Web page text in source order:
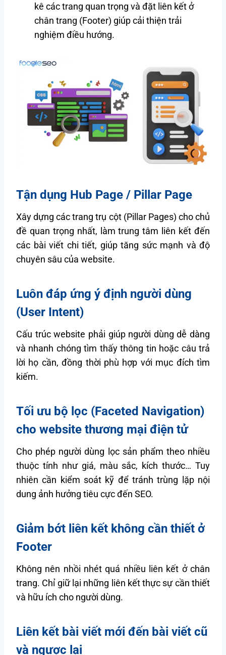
kê các trang quan trọng và đặt liên kết ở
chân trang (Footer) giúp cải thiện trải
nghiệm điều hướng.
Tận dụng Hub Page / Pillar Page
Xây dựng các trang trụ cột (Pillar Pages) cho chủ
đề quan trọng nhất, làm trung tâm liên kết đến
các bài viết chi tiết, giúp tăng sức mạnh và độ
chuyên sâu của website.
Luôn đáp ứng ý định người dùng
(User Intent)
Cấu trúc website phải giúp người dùng dễ dàng
và nhanh chóng tìm thấy thông tin hoặc câu trả
lời họ cần, đồng thời phù hợp với mục đích tìm
kiếm.
Tối ưu bộ lọc (Faceted Navigation)
cho website thương mại điện tử
Cho phép người dùng lọc sản phẩm theo nhiều
thuộc tính như giá, màu sắc, kích thước… Tuy
nhiên cần kiểm soát kỹ để tránh trùng lặp nội
dung ảnh hưởng tiêu cực đến SEO.
Giảm bớt liên kết không cần thiết ở
Footer
Không nên nhồi nhét quá nhiều liên kết ở chân
trang. Chỉ giữ lại những liên kết thực sự cần thiết
và hữu ích cho người dùng.
Liên kết bài viết mới đến bài viết cũ
và ngược lại